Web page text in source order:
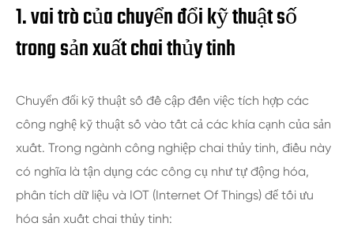
1. vai trò của chuyển đổi kỹ thuật số
trong sản xuất chai thủy tinh
Chuyển đổi kỹ thuật số đề cập đến việc tích hợp các
công nghệ kỹ thuật số vào tất cả các khía cạnh của sản
xuất. Trong ngành công nghiệp chai thủy tinh, điều này
có nghĩa là tận dụng các công cụ như tự động hóa,
phân tích dữ liệu và IOT (Internet Of Things) để tối ưu
hóa sản xuất chai thủy tinh: